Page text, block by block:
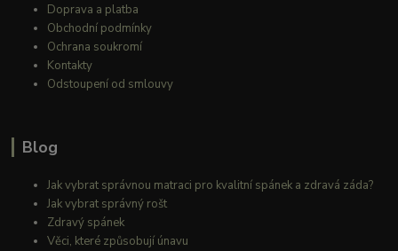
Doprava a platba
Obchodní podmínky
Ochrana soukromí
Kontakty
Odstoupení od smlouvy
Blog
Jak vybrat správnou matraci pro kvalitní spánek a zdravá záda?
Jak vybrat správný rošt
Zdravý spánek
Věci, které způsobují únavu